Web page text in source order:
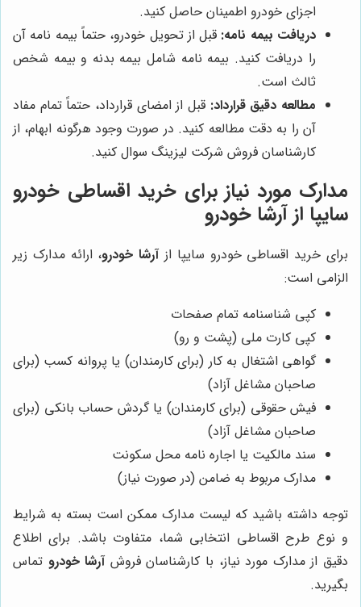
اجزای خودرو اطمینان حاصل کنید.
دریافت بیمه نامه: قبل از تحویل خودرو، حتماً بیمه نامه آن
را دریافت کنید. بیمه نامه شامل بیمه بدنه و بیمه شخص
ثالث است.
مطالعه دقیق قرارداد: قبل از امضای قرارداد، حتماً تمام مفاد
آن را به دقت مطالعه کنید. در صورت وجود هرگونه ابهام، از
کارشناسان فروش شرکت لیزینگ سوال کنید.
مدارک مورد نیاز برای خرید اقساطی خودرو
سایپا از آرشا خودرو
برای خرید اقساطی خودرو سایپا ازآرشا خودرو، ارائه مدارک زیر
الزامی است:
کپی شناسنامه تمام صفحات
کپی کارت ملی (پشت و رو)
گواهی اشتغال به کار (برای کارمندان) یا پروانه کسب (برای
صاحبان مشاغل آزاد)
فیش حقوقی (برای کارمندان) یا گردش حساب بانکی (برای
صاحبان مشاغل آزاد)
سند مالکیت یا اجاره نامه محل سکونت
مدارک مربوط به ضامن (در صورت نیاز)
توجه داشته باشید که لیست مدارک ممکن است بسته به شرایط
و نوع طرح اقساطی انتخابی شما، متفاوت باشد. برای اطلاع
دقیق از مدارک مورد نیاز، با کارشناسان فروشآرشا خودرو تماس
بگیرید.